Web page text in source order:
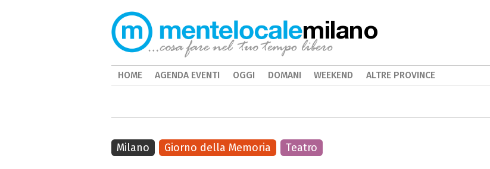
Milano Giorno della Memoria Teatro
milano
HOME AGENDA EVENTI OGGI DOMANI WEEKEND ALTRE PROVINCE